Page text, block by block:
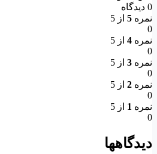
0 دیدگاه
نمره 5 از 5
0
نمره 4 از 5
0
نمره 3 از 5
0
نمره 2 از 5
0
نمره 1 از 5
0
دیدگاهها